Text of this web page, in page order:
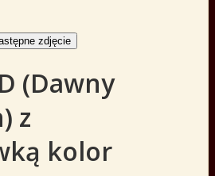
zdjęcie
(Dawny
z
kolor